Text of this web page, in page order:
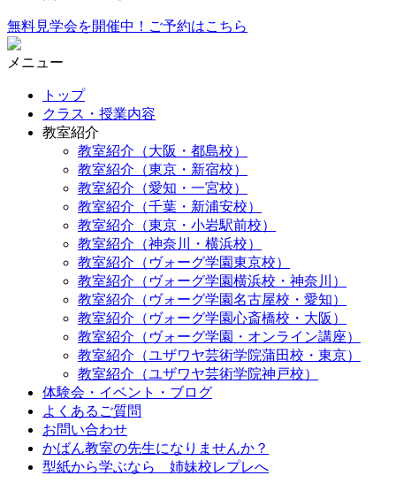
無料見学会を開催中！ご予約はこちら
メニュー
トップ
クラス・授業内容
教室紹介
教室紹介（大阪・都島校）
教室紹介（東京・新宿校）
教室紹介（愛知・一宮校）
教室紹介（千葉・新浦安校）
教室紹介（東京・小岩駅前校）
教室紹介（神奈川・横浜校）
教室紹介（ヴォーグ学園東京校）
教室紹介（ヴォーグ学園横浜校・神奈川）
教室紹介（ヴォーグ学園名古屋校・愛知）
教室紹介（ヴォーグ学園心斎橋校・大阪）
教室紹介（ヴォーグ学園・オンライン講座）
教室紹介（ユザワヤ芸術学院蒲田校・東京）
教室紹介（ユザワヤ芸術学院神戸校）
体験会・イベント・ブログ
よくあるご質問
お問い合わせ
かばん教室の先生になりませんか？
型紙から学ぶなら 姉妹校レプレへ